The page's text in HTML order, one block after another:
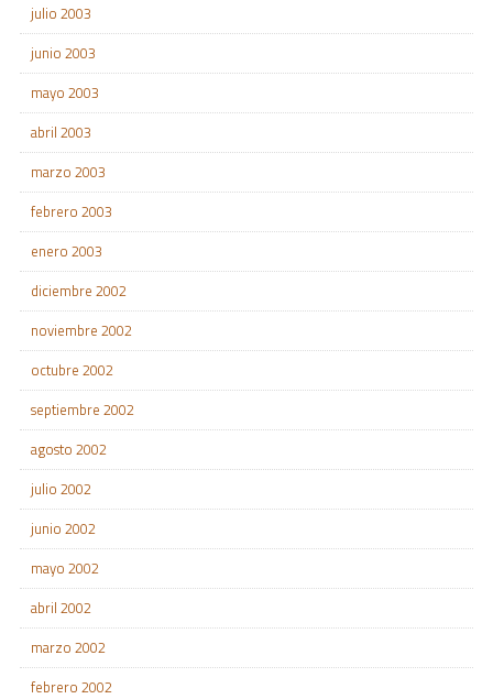
julio 2003
junio 2003
mayo 2003
abril 2003
marzo 2003
febrero 2003
enero 2003
diciembre 2002
noviembre 2002
octubre 2002
septiembre 2002
agosto 2002
julio 2002
junio 2002
mayo 2002
abril 2002
marzo 2002
febrero 2002